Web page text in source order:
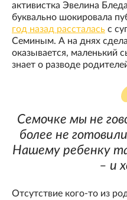
активистка Эвелина
буквально шокировала
год назад рассталась с
Семиным. А на днях
оказывается, маленький
знает о разводе
Семочке мы не
более не
Нашему ребенку
– и
Отсутствие кого-то из